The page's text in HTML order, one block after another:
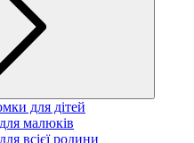
для дітей
малюків
всієї родини